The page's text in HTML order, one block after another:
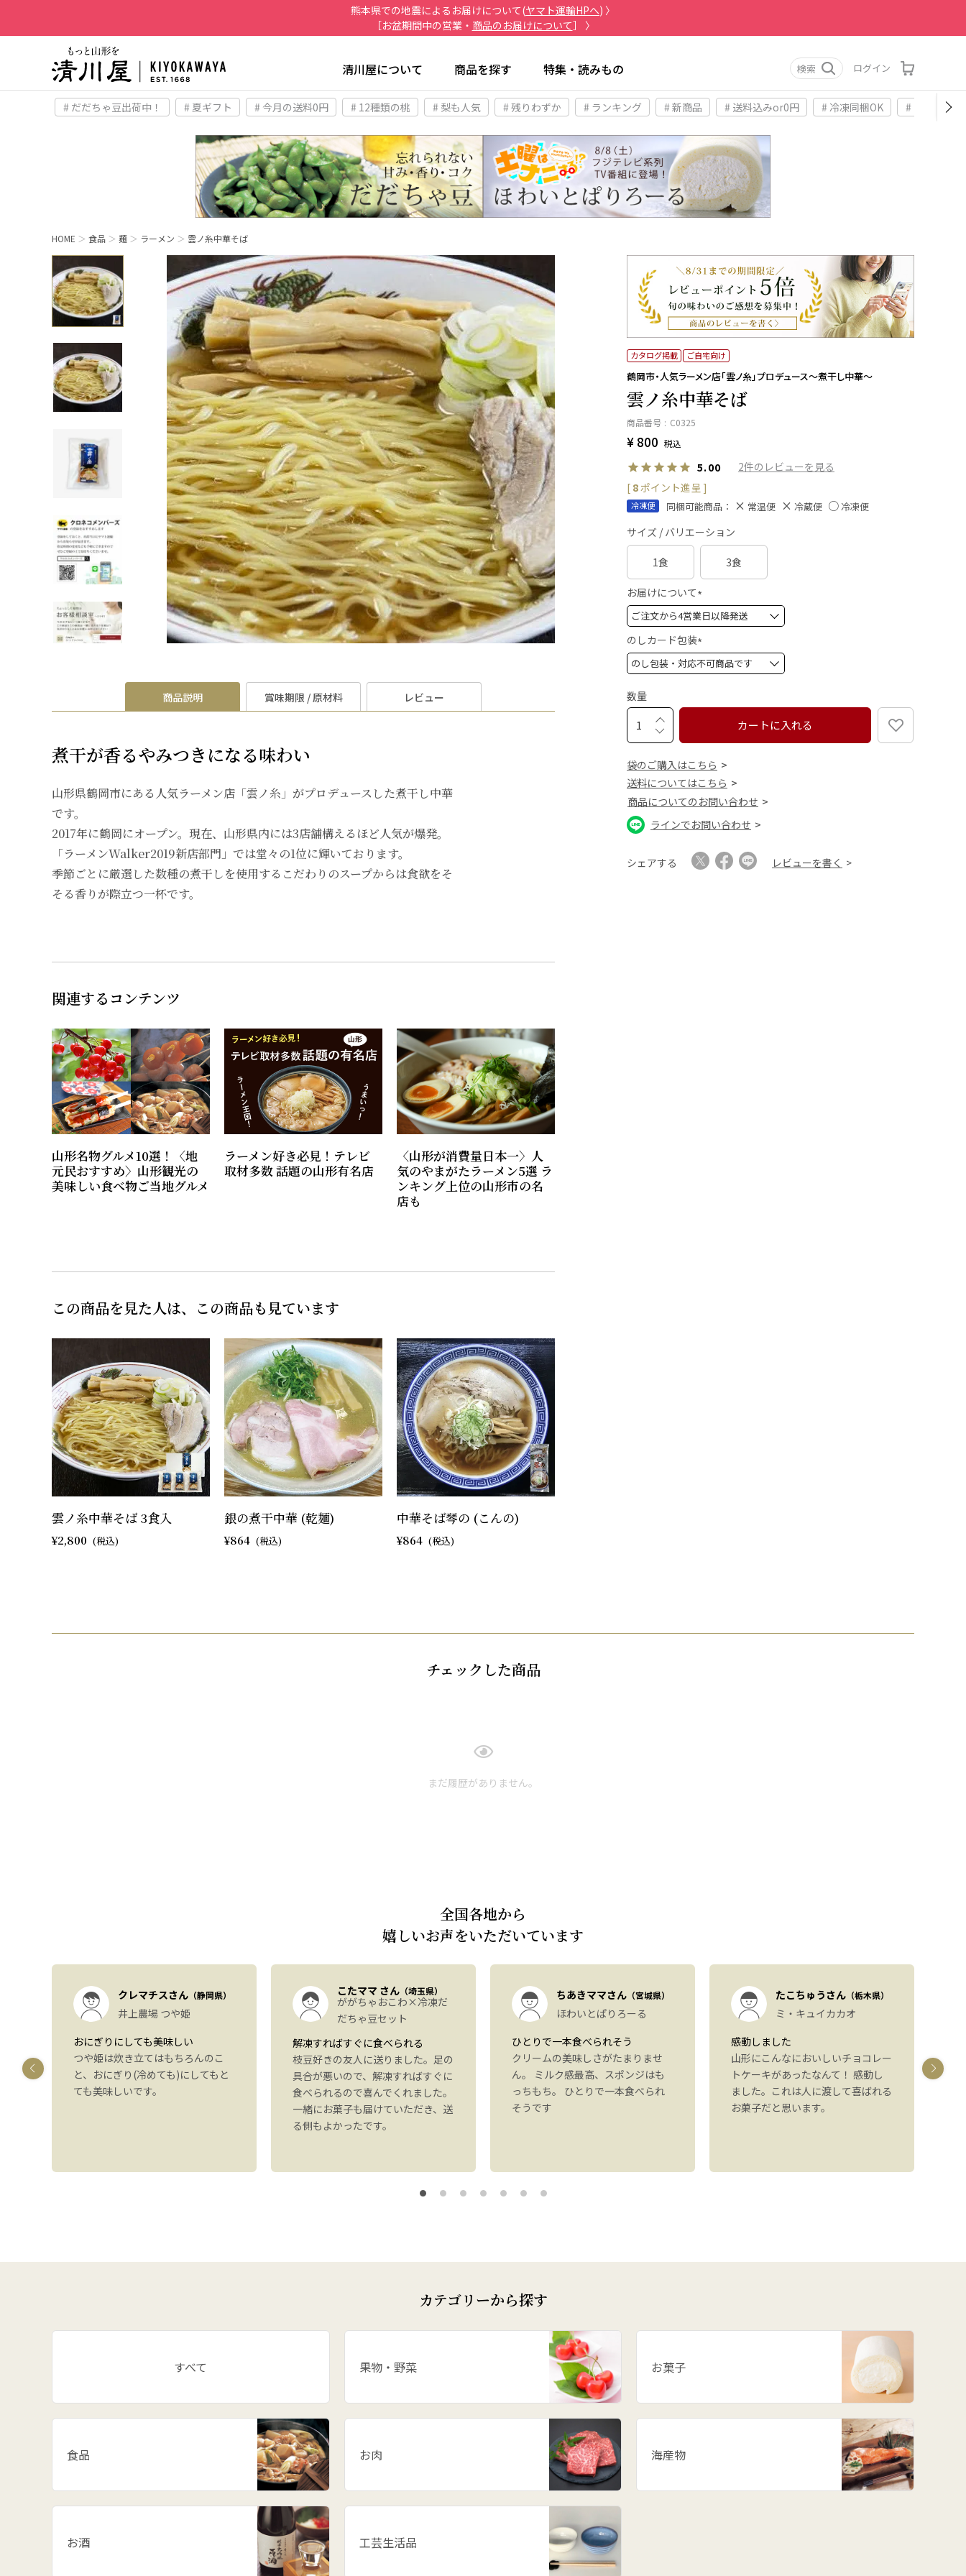
熊本県での地震によるお届けについて(ヤマト運輸HPへ) 〉
［お盆期間中の営業・ 商品のお届けについて］ 〉
清川屋について 商品を探す 特集・読みもの 検索 ログイン
# だだちゃ豆出荷中！ # 夏ギフト # 今月の送料0円 # 12種類の桃 # 梨も人気 # 残りわずか # ランキング # 新商品 # 送料込みor0円 # 冷凍同梱OK # お土産
HOME 食品 麺 ラーメン 雲ノ糸中華そば
商品説明 賞味期限 / 原材料 レビュー
煮干が香るやみつきになる味わい
山形県鶴岡市にある人気ラーメン店「雲ノ糸」がプロデュースした煮干し中華
です。
2017年に鶴岡にオープン。現在、山形県内には3店舗構えるほど人気が爆発。
「ラーメンWalker2019新店部門」では堂々の1位に輝いております。
季節ごとに厳選した数種の煮干しを使用するこだわりのスープからは食欲をそ
そる香りが際立つ一杯です。
関連するコンテンツ
山形名物グルメ10選！〈地
元民おすすめ〉山形観光の
美味しい食べ物ご当地グルメ
ラーメン好き必見！テレビ
取材多数 話題の山形有名店
〈山形が消費量日本一〉人
気のやまがたラーメン5選 ラ
ンキング上位の山形市の名
店も
この商品を見た人は、この商品も見ています
雲ノ糸中華そば 3食入
2,800
銀の煮干中華 (乾麺)
864
中華そば琴の (こんの)
864
カタログ掲載 ご自宅向け
鶴岡市・人気ラーメン店「雲ノ糸」プロデュース～煮干し中華～
雲ノ糸中華そば
商品番号 C0325
¥ 800 税込
5.00
2
[ 8ポイント進呈 ]
冷凍便 同梱可能商品： 常温便 冷蔵便 冷凍便
サイズ / バリエーション
1食 3食
お届けについて
(
必
須
)
のしカード包装
(
必
数量
カートに入れる
袋のご購入はこちら
送料についてはこちら
商品についてのお問い合わせ
ラインでお問い合わせ
シェアする レビューを書く
チェックした商品
まだ履歴がありません。
全国各地から
嬉しいお声をいただいています
クレマチスさん （静岡県）
井上農場 つや姫
おにぎりにしても美味しい
つや姫は炊き立てはもちろんのこ
と、おにぎり(冷めても)にしてもと
ても美味しいです。
こたママ さん （埼玉県）
ががちゃおこわ×冷凍だ
だちゃ豆セット
解凍すればすぐに食べられる
枝豆好きの友人に送りました。足の
具合が悪いので、解凍すればすぐに
食べられるので喜んでくれました。
一緒にお菓子も届けていただき、送
る側もよかったです。
ちあきママさん （宮城県）
ほわいとぱりろーる
ひとりで一本食べられそう
クリームの美味しさがたまりませ
ん。 ミルク感最高、スポンジはも
っちもち。 ひとりで一本食べられ
そうです
たこちゅうさん （栃木県）
ミ・キュイカカオ
感動しました
山形にこんなにおいしいチョコレー
トケーキがあったなんて！ 感動し
ました。これは人に渡して喜ばれる
お菓子だと思います。
カテゴリーから探す
すべて 果物・野菜 お菓子
食品 お肉 海産物
お酒 工芸生活品